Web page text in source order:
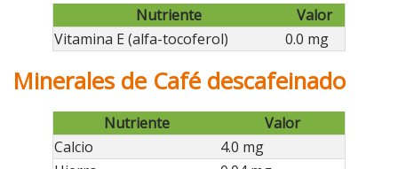
Nutriente
Valor
Vitamina E (alfa-tocoferol)
0.0 mg
Minerales de Café descafeinado
Nutriente
Valor
Calcio
4.0 mg